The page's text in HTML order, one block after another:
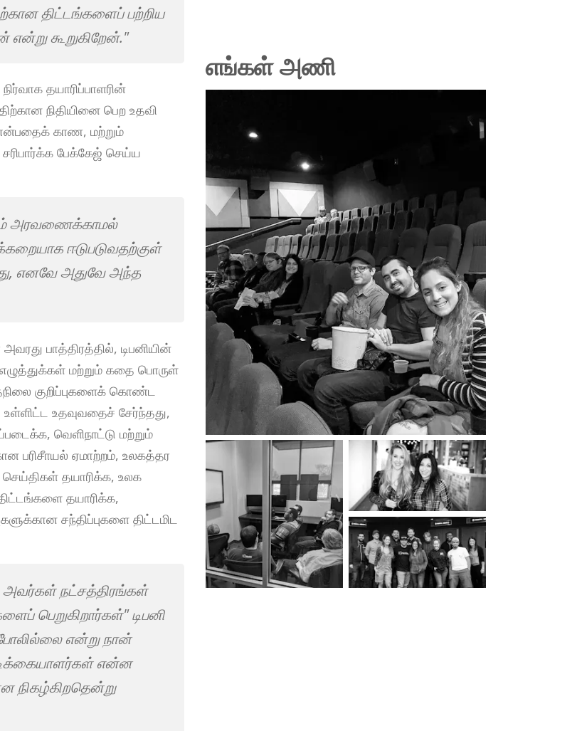
திட்டங்களைப் பற்றிய
கூறுகிறேன்."
தயாரிப்பாளரின்
நிதியினை பெற உதவி
என்பதைக் காண, மற்றும்
பேக்கேஜ் செய்ய
அரவணைக்காமல்
ஈடுபடுவதற்குள்
எனவே அதுவே அந்த
பாத்திரத்தில், டிபனியின்
மற்றும் கதை பொருள்
குறிப்புகளைக் கொண்ட
உதவுவதைச் சேர்ந்தது,
வெளிநாட்டு மற்றும்
பரிசீாயல் ஏமாற்றம், உலகத்தர
செய்திகள் தயாரிக்க, உலக
தயாரிக்க,
சந்திப்புகளை திட்டமிட
அவர்கள் நட்சத்திரங்கள்
பெறுகிறார்கள்" டிபனி
என்று நான்
என்ன
நிகழ்கிறதென்று
எங்கள் அணி